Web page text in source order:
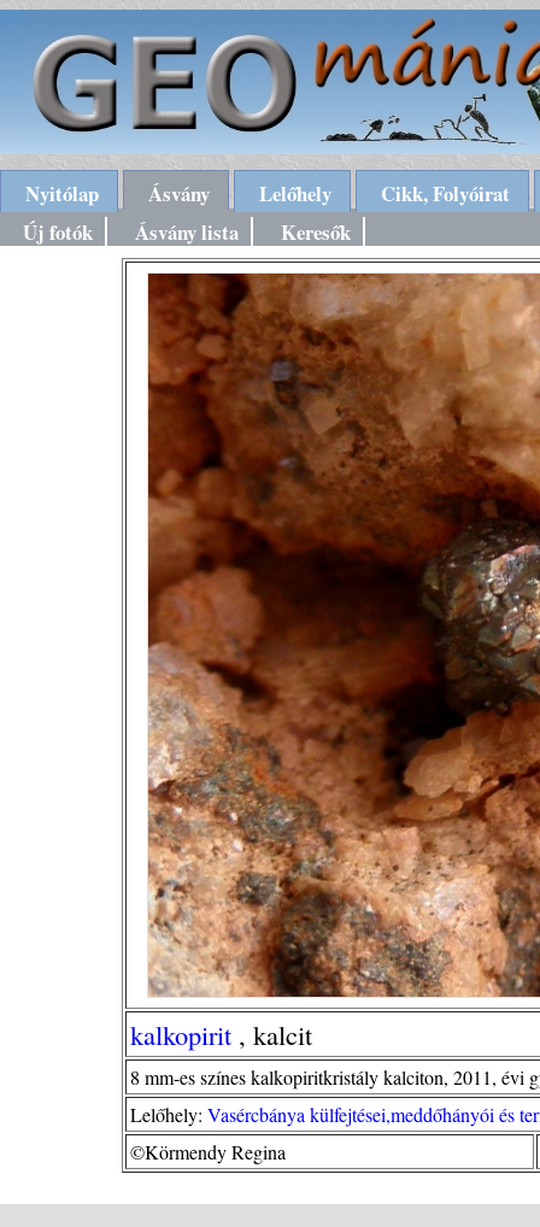
Nyitólap Ásvány Lelőhely
Cikk, Folyóirat
Új fotók
Ásvány lista Keresők
kalkopirit , kalcit
8 mm-es színes kalkopiritkristály kalciton, 2011, évi
Lelőhely: Vasércbánya külfejtései,meddőhányói és
©Körmendy Regina